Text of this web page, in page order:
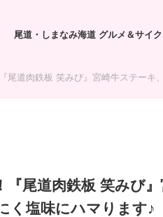
尾道・しまなみ海道 グルメ＆サイ
尾道肉鉄板 笑みび』宮崎牛ステーキ
尾道肉鉄板 笑みび
く塩味にハマります♪